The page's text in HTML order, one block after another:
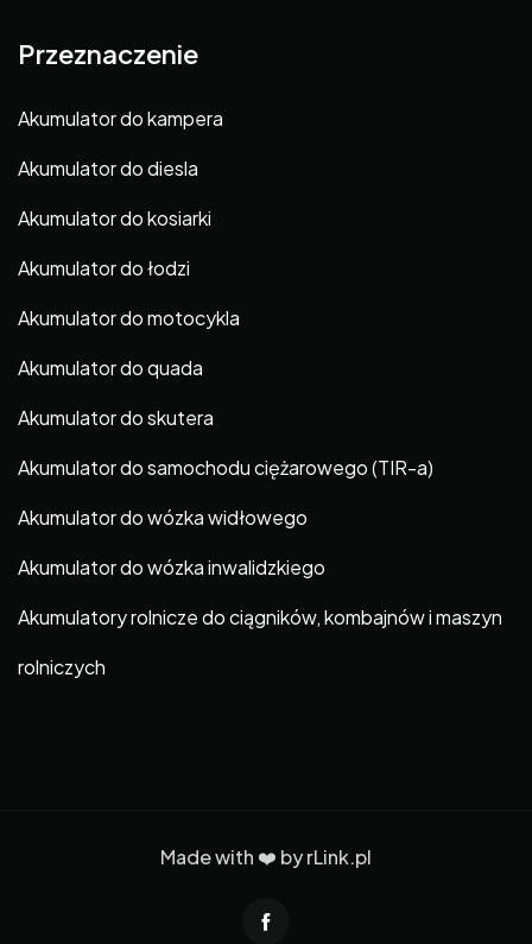
Przeznaczenie
Akumulator do kampera
Akumulator do diesla
Akumulator do kosiarki
Akumulator do łodzi
Akumulator do motocykla
Akumulator do quada
Akumulator do skutera
Akumulator do samochodu ciężarowego (TIR-a)
Akumulator do wózka widłowego
Akumulator do wózka inwalidzkiego
Akumulatory rolnicze do ciągników, kombajnów i maszyn
rolniczych
Made with ❤️ byrLink.pl